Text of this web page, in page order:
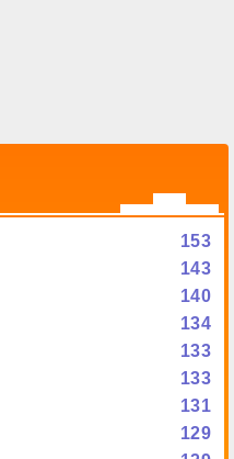
153
143
140
134
133
133
131
129